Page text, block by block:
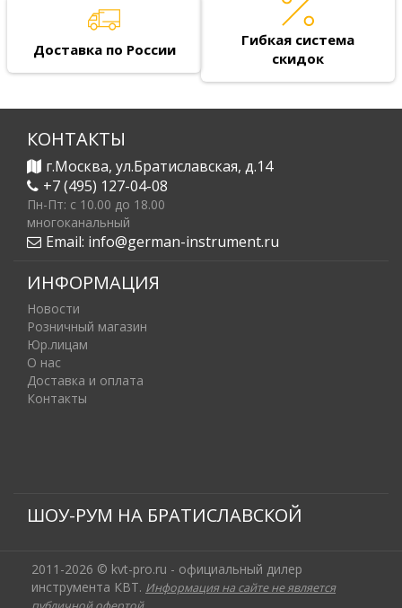
Доставка по России
Гибкая система
скидок
КОНТАКТЫ
г.Москва, ул.Братиславская, д.14
+7 (495) 127-04-08
Пн-Пт: c 10.00 до 18.00
многоканальный
Email: info@german-instrument.ru
ИНФОРМАЦИЯ
Новости
Розничный магазин
Юр.лицам
О нас
Доставка и оплата
Контакты
ШОУ-РУМ НА БРАТИСЛАВСКОЙ
2011-2026 © kvt-pro.ru - официальный дилер
инструмента КВТ. Информация на сайте не является